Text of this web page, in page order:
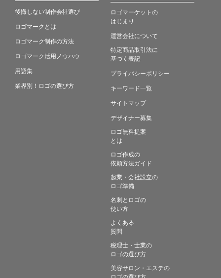
後悔しない制作会社選び
ロゴマークとは
ロゴマーク制作の方法
ロゴマーク活用ノウハウ
用語集
業界別！ロゴの選び方
ロゴマーケットの
はじまり
運営会社について
特定商品取引法に
基づく表記
プライバシーポリシー
キーワード一覧
サイトマップ
デザイナー募集
ロゴ無料提案
とは
ロゴ作成の
依頼方法ガイド
起業・会社設立の
ロゴ準備
名刺とロゴの
使い方
よくある
質問
税理士・士業の
ロゴの選び方
美容サロン・エステの
ロゴの選び方